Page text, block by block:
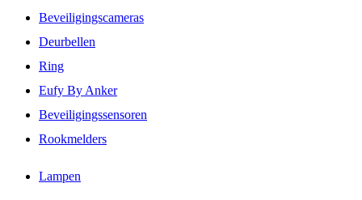
Beveiligingscameras
Deurbellen
Ring
Eufy By Anker
Beveiligingssensoren
Rookmelders
Lampen